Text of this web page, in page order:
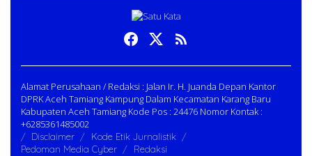
Alamat Perusahaan / Redaksi : Jalan Ir. H. Juanda Depan Kantor
DPRK Aceh Tamiang Kampung Dalam Kecamatan Karang Baru
Kabupaten Aceh Tamiang Kode Pos : 24476 Nomor Kontak :
+6285361485002
Disclaimer
Kode Etik Jurnalistik
Pedoman Media Cyber
Redaksi